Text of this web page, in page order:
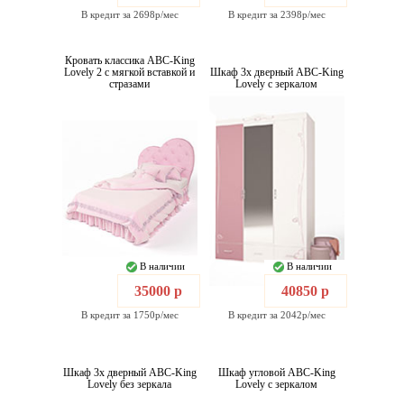
В кредит за 2698р/мес В кредит за 2398р/мес
Кровать классика ABC-King
Lovely 2 с мягкой вставкой и
стразами
В наличии
35000 р
В кредит за 1750р/мес
Шкаф 3х дверный ABC-King
Lovely с зеркалом
В наличии
40850 р
В кредит за 2042р/мес
Шкаф 3х дверный ABC-King
Lovely без зеркала
Шкаф угловой ABC-King
Lovely с зеркалом